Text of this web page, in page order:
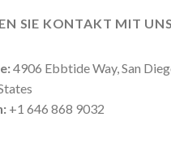
SIE KONTAKT MIT
4906 Ebbtide Way, San
+1 646 868 9032